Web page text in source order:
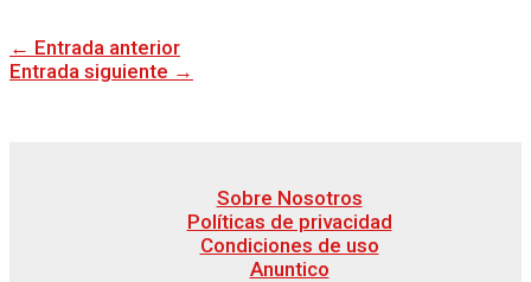
← Entrada anterior
Entrada siguiente →
Sobre Nosotros
Políticas de privacidad
Condiciones de uso
Anuntico